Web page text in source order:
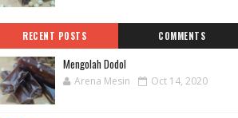
RECENT POSTS COMMENTS
Mengolah Dodol
Arena Mesin Oct 14, 2020